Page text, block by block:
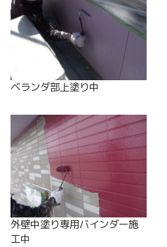
ベランダ部上塗り中
外壁中塗り専用バインダー施
工中